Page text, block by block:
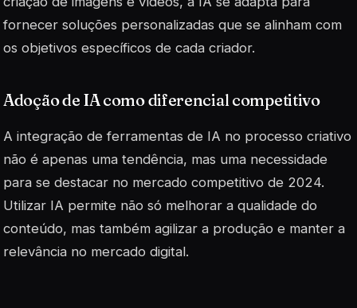
fornecer soluções personalizadas que se alinham com
os objetivos específicos de cada criador.
Adoção de IA como diferencial competitivo
A integração de ferramentas de IA no processo criativo
não é apenas uma tendência, mas uma necessidade
para se destacar no mercado competitivo de 2024.
Utilizar IA permite não só melhorar a qualidade do
conteúdo, mas também agilizar a produção e manter a
relevância no mercado digital.